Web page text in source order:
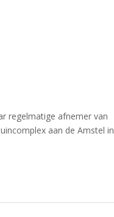
regelmatige afnemer van
aan de Amstel in